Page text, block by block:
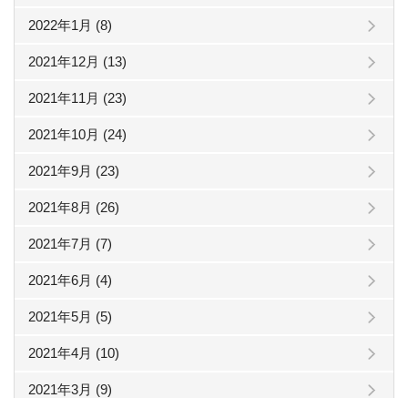
2022年1月 (8)
2021年12月 (13)
2021年11月 (23)
2021年10月 (24)
2021年9月 (23)
2021年8月 (26)
2021年7月 (7)
2021年6月 (4)
2021年5月 (5)
2021年4月 (10)
2021年3月 (9)